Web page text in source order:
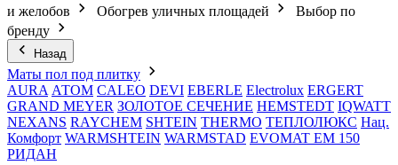
и желобов
Обогрев уличных площадей
Выбор по
бренду
Назад
Маты пол под плитку
AURA АТОМ CALEO DEVI EBERLE Electrolux ERGERT
GRAND MEYER ЗОЛОТОЕ СЕЧЕНИЕ HEMSTEDT IQWATT
NEXANS RAYCHEM SHTEIN THERMO ТЕПЛОЛЮКС Нац.
Комфорт WARMSHTEIN WARMSTAD EVOMAT EM 150
РИДАН